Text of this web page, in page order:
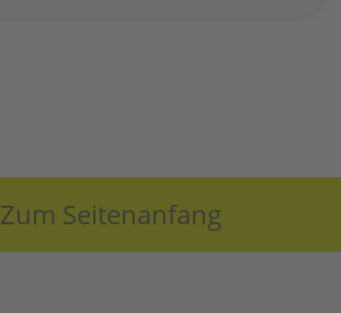
Zum Seitenanfang